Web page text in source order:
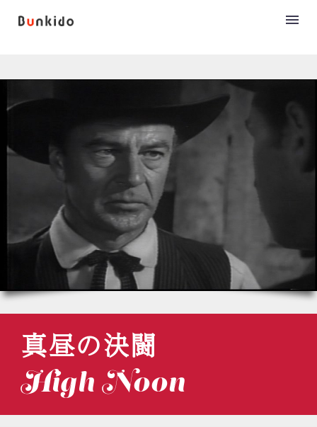
真昼の決闘
High Noon